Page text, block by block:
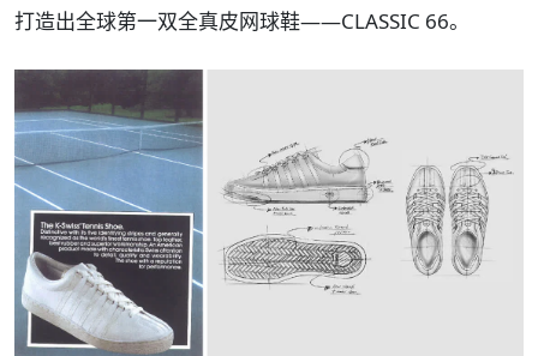
打造出全球第一双全真皮网球鞋——CLASSIC 66。